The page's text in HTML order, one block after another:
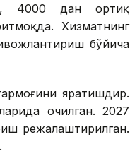
4000 дан ортиқ
Хизматнинг
бўйича
яратишдир.
очилган. 2027
режалаштирилган.